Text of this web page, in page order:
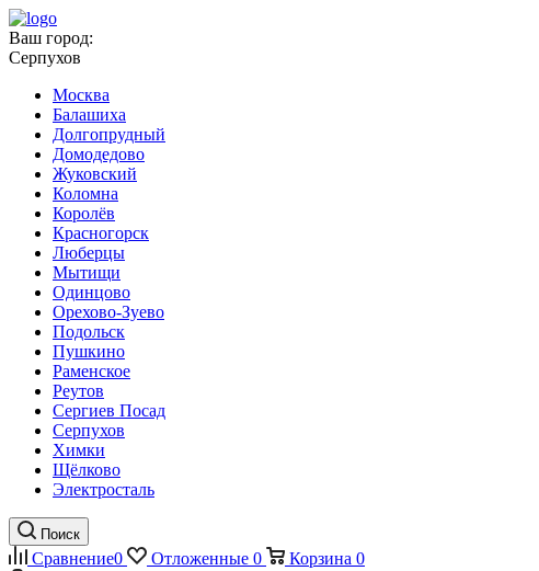
Ваш город:
Серпухов
Москва
Балашиха
Долгопрудный
Домодедово
Жуковский
Коломна
Королёв
Красногорск
Люберцы
Мытищи
Одинцово
Орехово-Зуево
Подольск
Пушкино
Раменское
Реутов
Сергиев Посад
Серпухов
Химки
Щёлково
Электросталь
Поиск
Сравнение0 Отложенные 0 Корзина 0